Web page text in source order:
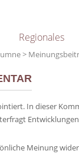
Regionales
>
In dieser
Meinung